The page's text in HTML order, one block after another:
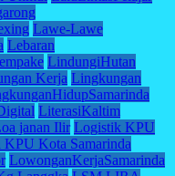
Lawe-Lawe
Lebaran
LindungiHutan
Kerja Lingkungan
LiterasiKaltim
janan Ilir Logistik KPU
Kota Samarinda
LowonganKerjaSamarinda